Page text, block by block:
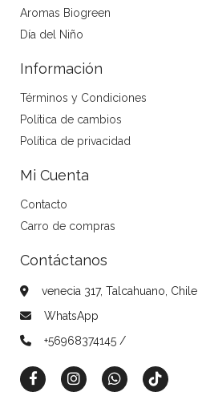
Aromas Biogreen
Día del Niño
Información
Términos y Condiciones
Política de cambios
Política de privacidad
Mi Cuenta
Contacto
Carro de compras
Contáctanos
venecia 317, Talcahuano, Chile
WhatsApp
+56968374145 /